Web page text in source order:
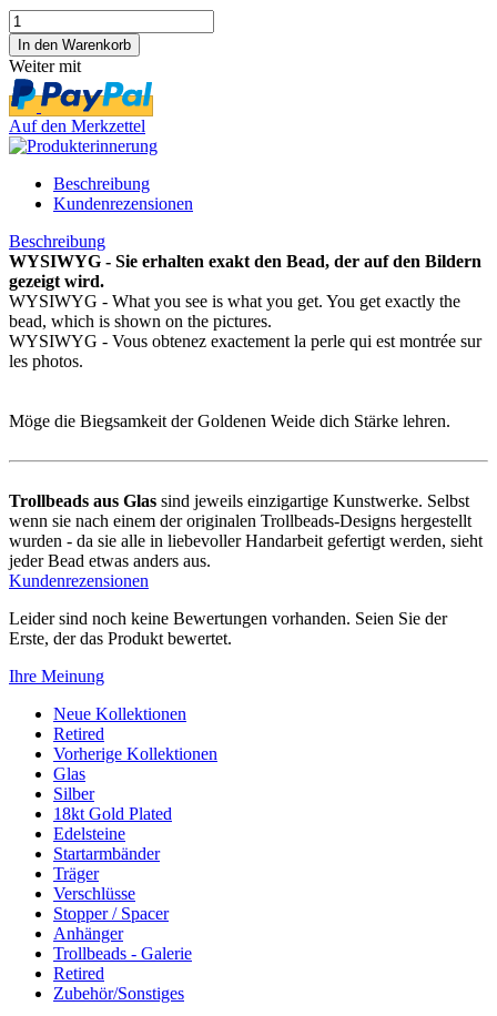
Weiter mit
Auf den Merkzettel
Beschreibung
Kundenrezensionen
Beschreibung
WYSIWYG - Sie erhalten exakt den Bead, der auf den Bildern
gezeigt wird.
WYSIWYG - What you see is what you get. You get exactly the
bead, which is shown on the pictures.
WYSIWYG - Vous obtenez exactement la perle qui est montrée sur
les photos.
Möge die Biegsamkeit der Goldenen Weide dich Stärke lehren.
Trollbeads aus Glas sind jeweils einzigartige Kunstwerke. Selbst
wenn sie nach einem der originalen Trollbeads-Designs hergestellt
wurden - da sie alle in liebevoller Handarbeit gefertigt werden, sieht
jeder Bead etwas anders aus.
Kundenrezensionen
Leider sind noch keine Bewertungen vorhanden. Seien Sie der
Erste, der das Produkt bewertet.
Ihre Meinung
Neue Kollektionen
Retired
Vorherige Kollektionen
Glas
Silber
18kt Gold Plated
Edelsteine
Startarmbänder
Träger
Verschlüsse
Stopper / Spacer
Anhänger
Trollbeads - Galerie
Retired
Zubehör/Sonstiges